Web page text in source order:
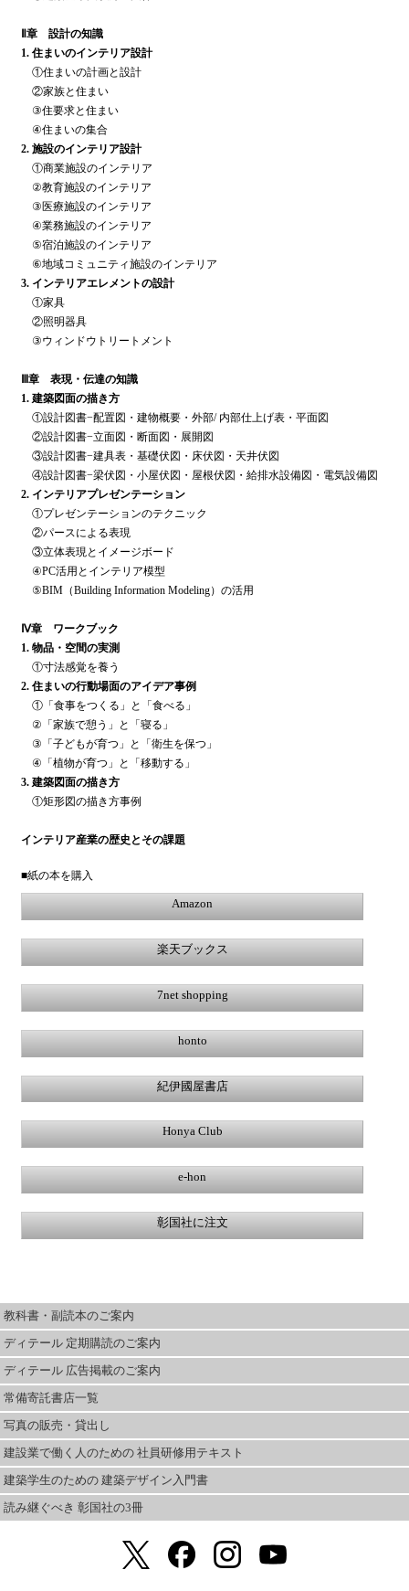
Ⅱ章 設計の知識
1. 住まいのインテリア設計
①住まいの計画と設計
②家族と住まい
③住要求と住まい
④住まいの集合
2. 施設のインテリア設計
①商業施設のインテリア
②教育施設のインテリア
③医療施設のインテリア
④業務施設のインテリア
⑤宿泊施設のインテリア
⑥地域コミュニティ施設のインテリア
3. インテリアエレメントの設計
①家具
②照明器具
③ウィンドウトリートメント
Ⅲ章 表現・伝達の知識
1. 建築図面の描き方
①設計図書−配置図・建物概要・外部/ 内部仕上げ表・平面図
②設計図書−立面図・断面図・展開図
③設計図書−建具表・基礎伏図・床伏図・天井伏図
④設計図書−梁伏図・小屋伏図・屋根伏図・給排水設備図・電気設備図
2. インテリアプレゼンテーション
①プレゼンテーションのテクニック
②パースによる表現
③立体表現とイメージボード
④PC活用とインテリア模型
⑤BIM（Building Information Modeling）の活用
Ⅳ章 ワークブック
1. 物品・空間の実測
①寸法感覚を養う
2. 住まいの行動場面のアイデア事例
①「食事をつくる」と「食べる」
②「家族で憩う」と「寝る」
③「子どもが育つ」と「衛生を保つ」
④「植物が育つ」と「移動する」
3. 建築図面の描き方
①矩形図の描き方事例
インテリア産業の歴史とその課題
■紙の本を購入
Amazon
楽天ブックス
7net shopping
honto
紀伊國屋書店
Honya Club
e-hon
彰国社に注文
教科書・副読本のご案内
ディテール 定期購読のご案内
ディテール 広告掲載のご案内
常備寄託書店一覧
写真の販売・貸出し
建設業で働く人のための 社員研修用テキスト
建築学生のための 建築デザイン入門書
読み継ぐべき 彰国社の3冊